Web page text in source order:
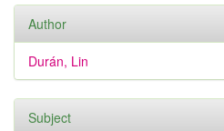
Author
Durán, Lin
Subject